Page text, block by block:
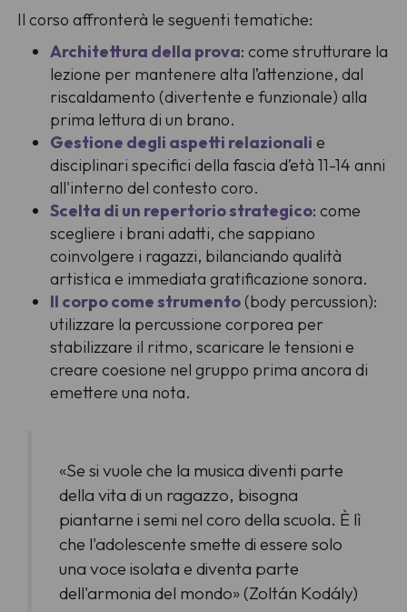
Il corso affronterà le seguenti tematiche:
Architettura della prova: come strutturare la
lezione per mantenere alta l’attenzione, dal
riscaldamento (divertente e funzionale) alla
prima lettura di un brano.
Gestione degli aspetti relazionali e
disciplinari specifici della fascia d’età 11-14 anni
all'interno del contesto coro.
Scelta di un repertorio strategico: come
scegliere i brani adatti, che sappiano
coinvolgere i ragazzi, bilanciando qualità
artistica e immediata gratificazione sonora.
Il corpo come strumento(body percussion):
utilizzare la percussione corporea per
stabilizzare il ritmo, scaricare le tensioni e
creare coesione nel gruppo prima ancora di
emettere una nota.
«Se si vuole che la musica diventi parte
della vita di un ragazzo, bisogna
piantarne i semi nel coro della scuola. È lì
che l'adolescente smette di essere solo
una voce isolata e diventa parte
dell'armonia del mondo» (Zoltán Kodály)